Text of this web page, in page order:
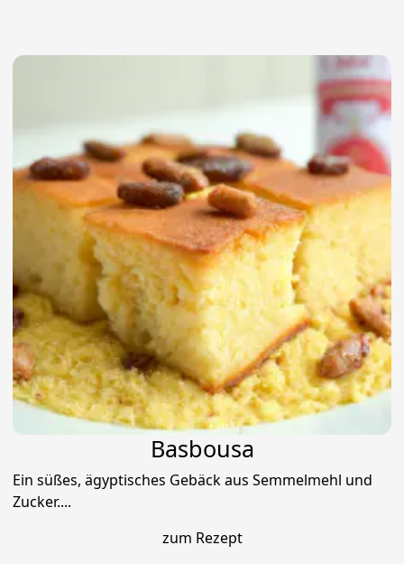
Basbousa
Ein süßes, ägyptisches Gebäck aus Semmelmehl und
Zucker....
zum Rezept